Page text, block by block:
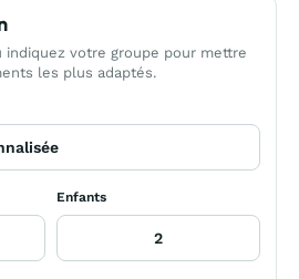
indiquez votre groupe pour mettre
les plus adaptés.
Enfants